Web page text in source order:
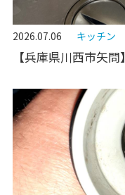
2026.07.06 キッチン
【兵庫県川西市矢